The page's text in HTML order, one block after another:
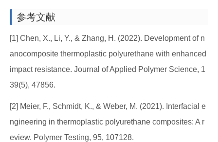
参考文献
[1] Chen, X., Li, Y., & Zhang, H. (2022). Development of n
anocomposite thermoplastic polyurethane with enhanced
impact resistance. Journal of Applied Polymer Science, 1
39(5), 47856.
[2] Meier, F., Schmidt, K., & Weber, M. (2021). Interfacial e
ngineering in thermoplastic polyurethane composites: A r
eview. Polymer Testing, 95, 107128.